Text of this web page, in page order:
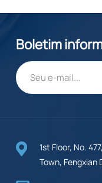
Boletim
1st Floor, No.
Town, Fengxian